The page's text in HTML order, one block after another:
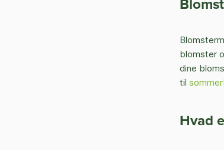
blomster
dine
til
Hvad